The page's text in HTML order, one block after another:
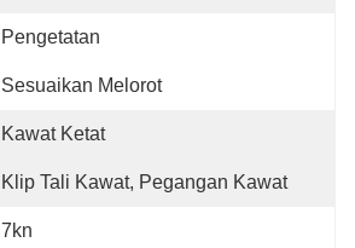
Pengetatan
Sesuaikan Melorot
Kawat Ketat
Klip Tali Kawat, Pegangan Kawat
7kn